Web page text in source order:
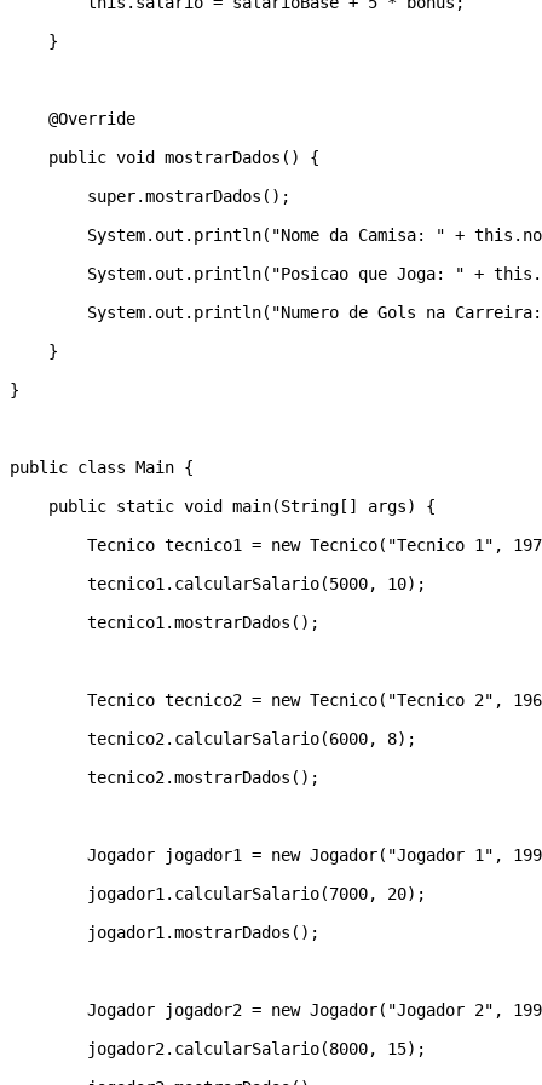
    }
    @Override
    public void mostrarDados() {
        super.mostrarDados();
System.out.println("Nome da Camisa: " +
System.out.println("Posicao que Joga: " +
System.out.println("Numero de Gols na
    }
}
public class Main {
    public static void main(String[] args) {
Tecnico tecnico1 = new Tecnico("Tecnico 1",
        tecnico1.calcularSalario(5000, 10);
        tecnico1.mostrarDados();
Tecnico tecnico2 = new Tecnico("Tecnico 2",
        tecnico2.calcularSalario(6000, 8);
        tecnico2.mostrarDados();
Jogador jogador1 = new Jogador("Jogador 1",
        jogador1.calcularSalario(7000, 20);
        jogador1.mostrarDados();
Jogador jogador2 = new Jogador("Jogador 2",
        jogador2.calcularSalario(8000, 15);